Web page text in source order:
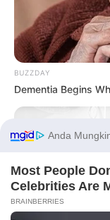
Ambyar! 10
Pakai Bahasa
Galau Abis
Fail! 10 Potret
Dimasak
BUZZDAY
Dementia Begins
Before You Go